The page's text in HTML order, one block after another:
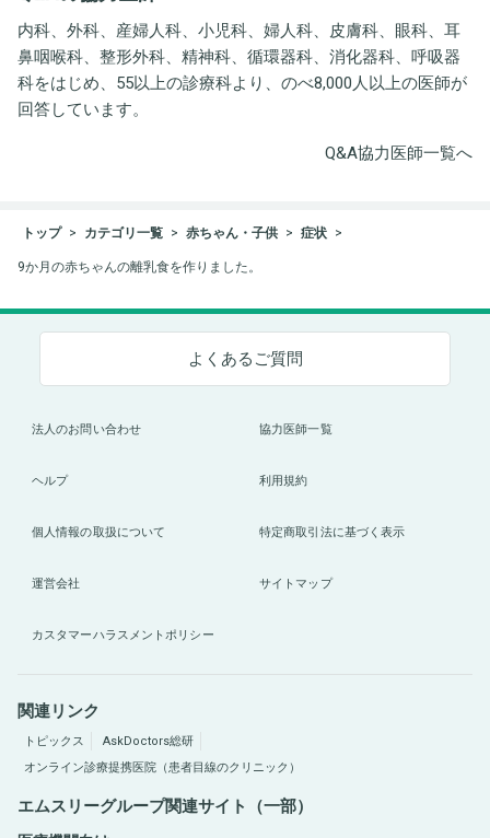
内科、外科、産婦人科、小児科、婦人科、皮膚科、眼科、耳
鼻咽喉科、整形外科、精神科、循環器科、消化器科、呼吸器
科をはじめ、55以上の診療科より、のべ8,000人以上の医師が
回答しています。
Q&A協力医師一覧へ
トップ カテゴリ一覧 赤ちゃん・子供 症状
9か月の赤ちゃんの離乳食を作りました。
よくあるご質問
法人のお問い合わせ 協力医師一覧
ヘルプ 利用規約
個人情報の取扱について 特定商取引法に基づく表示
運営会社 サイトマップ
カスタマーハラスメントポリシー
関連リンク
トピックス
AskDoctors総研
オンライン診療提携医院（患者目線のクリニック）
エムスリーグループ関連サイト（一部）